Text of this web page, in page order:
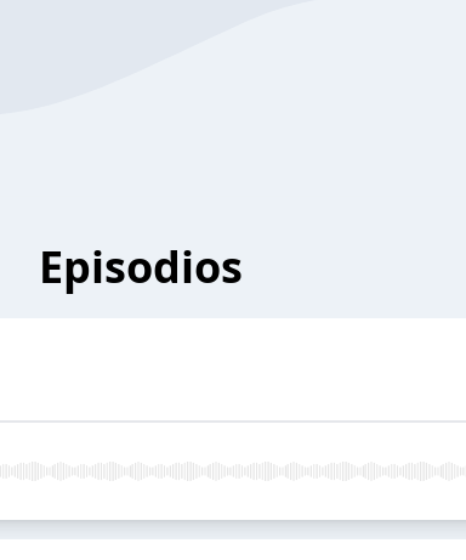
Episodios